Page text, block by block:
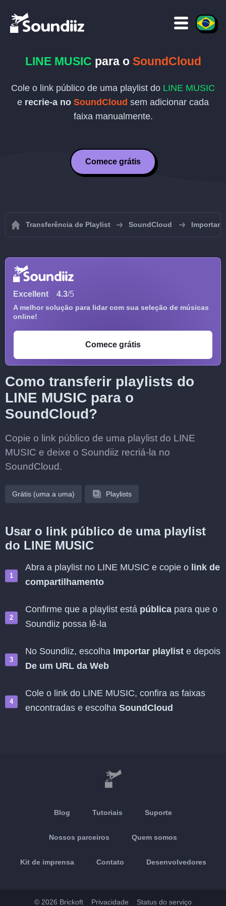
LINE MUSIC para o SoundCloud
Cole o link público de uma playlist do LINE MUSIC
e recrie-a no SoundCloud sem adicionar cada
faixa manualmente.
Comece grátis
Transferência de Playlist SoundCloud Importar
Excellent 4.3/5
A melhor solução para lidar com sua seleção de músicas
online!
Comece grátis
Como transferir playlists do
LINE MUSIC para o
SoundCloud?
Copie o link público de uma playlist do LINE
MUSIC e deixe o Soundiiz recriá-la no
SoundCloud.
Grátis (uma a uma) Playlists
Usar o link público de uma playlist
do LINE MUSIC
Abra a playlist no LINE MUSIC e copie o link de
compartilhamento
Confirme que a playlist está pública para que o
Soundiiz possa lê-la
No Soundiiz, escolha Importar playlist e depois
De um URL da Web
Cole o link do LINE MUSIC, confira as faixas
encontradas e escolha SoundCloud
Blog Tutoriais Suporte
Nossos parceiros Quem somos
Kit de imprensa Contato Desenvolvedores
© 2026 Brickoft Privacidade Status do serviço